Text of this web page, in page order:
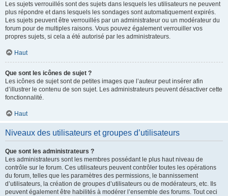
Les sujets verrouillés sont des sujets dans lesquels les utilisateurs ne peuvent
plus répondre et dans lesquels les sondages sont automatiquement expirés.
Les sujets peuvent être verrouillés par un administrateur ou un modérateur du
forum pour de multiples raisons. Vous pouvez également verrouiller vos
propres sujets, si cela a été autorisé par les administrateurs.
Haut
Que sont les icônes de sujet ?
Les icônes de sujet sont de petites images que l’auteur peut insérer afin
d’illustrer le contenu de son sujet. Les administrateurs peuvent désactiver cette
fonctionnalité.
Haut
Niveaux des utilisateurs et groupes d’utilisateurs
Que sont les administrateurs ?
Les administrateurs sont les membres possédant le plus haut niveau de
contrôle sur le forum. Ces utilisateurs peuvent contrôler toutes les opérations
du forum, telles que les paramètres des permissions, le bannissement
d’utilisateurs, la création de groupes d’utilisateurs ou de modérateurs, etc. Ils
peuvent également être habilités à modérer l’ensemble des forums. Tout ceci